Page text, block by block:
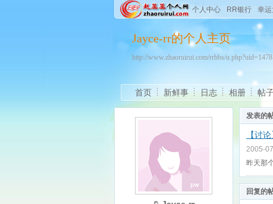
个人中心 RR银行 幸运
Jayce-rr的个人主页
http://www.zhaoruirui.com/rrbbs/u.php?uid=1478
首页 新鲜事 日志 相册 帖
发表的
【讨
2005-
昨天那
回复的